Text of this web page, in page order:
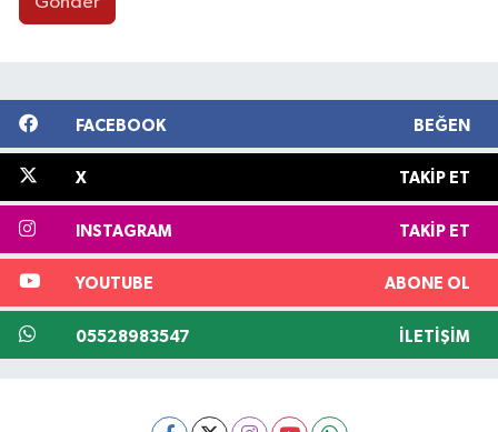
FACEBOOK BEĞEN
X TAKIP ET
INSTAGRAM TAKIP ET
YOUTUBE ABONE OL
05528983547 İLETIŞIM